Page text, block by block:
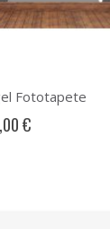
Fototapete
€